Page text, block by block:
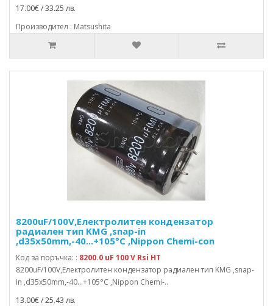
17.00€ / 33.25 лв.
Производител : Matsushita
8200uF/100V,Електролитен кондензатор
радиален тип KMG ,snap-in
,d35x50mm,-40...+105°C ,Nippon Chemi-con
Код за поръчка: : 8200.0 uF 100 V Rsi HT
8200uF/100V,Електролитен кондензатор радиален тип KMG ,snap-
in ,d35x50mm,-40...+105°C ,Nippon Chemi-..
13.00€ / 25.43 лв.